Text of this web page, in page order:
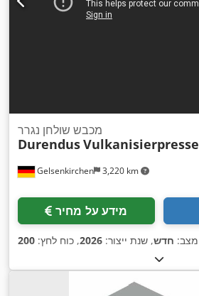
Gelsenkirchen 3,220 km
מכבש שולחן נגרר
DurendusVulkanisierpresse
מידע על מחיר
מצב: חדש, שנת ייצור: 2026, כוח לחץ: